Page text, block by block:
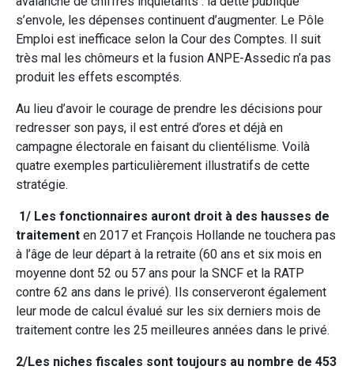
s’envole, les dépenses continuent d’augmenter. Le Pôle
Emploi est inefficace selon la Cour des Comptes. Il suit
très mal les chômeurs et la fusion ANPE-Assedic n’a pas
produit les effets escomptés.
Au lieu d’avoir le courage de prendre les décisions pour
redresser son pays, il est entré d’ores et déjà en
campagne électorale en faisant du clientélisme. Voilà
quatre exemples particulièrement illustratifs de cette
stratégie.
1/ Les fonctionnaires auront droit à des hausses de
traitement en 2017 et François Hollande ne touchera pas
à l’âge de leur départ à la retraite (60 ans et six mois en
moyenne dont 52 ou 57 ans pour la SNCF et la RATP
contre 62 ans dans le privé). Ils conserveront également
leur mode de calcul évalué sur les six derniers mois de
traitement contre les 25 meilleures années dans le privé.
2/Les niches fiscales sont toujours au nombre de 453